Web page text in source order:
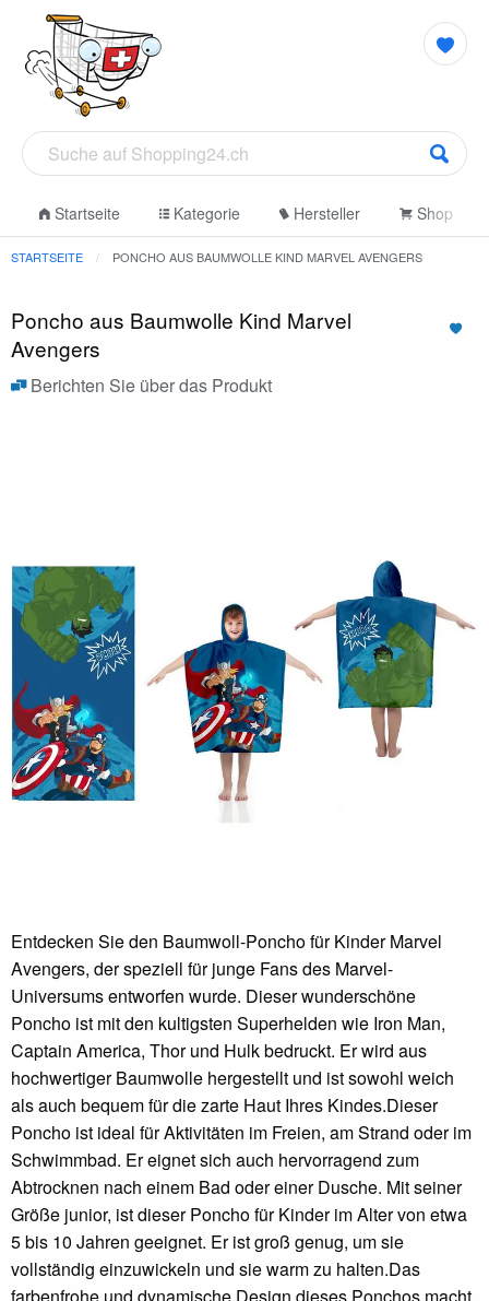
Startseite Kategorie Hersteller Shop
STARTSEITE PONCHO AUS BAUMWOLLE KIND MARVEL AVENGERS
Poncho aus Baumwolle Kind Marvel
Avengers
Berichten Sie über das Produkt
Entdecken Sie den Baumwoll-Poncho für Kinder Marvel
Avengers, der speziell für junge Fans des Marvel-
Universums entworfen wurde. Dieser wunderschöne
Poncho ist mit den kultigsten Superhelden wie Iron Man,
Captain America, Thor und Hulk bedruckt. Er wird aus
hochwertiger Baumwolle hergestellt und ist sowohl weich
als auch bequem für die zarte Haut Ihres Kindes.Dieser
Poncho ist ideal für Aktivitäten im Freien, am Strand oder im
Schwimmbad. Er eignet sich auch hervorragend zum
Abtrocknen nach einem Bad oder einer Dusche. Mit seiner
Größe junior, ist dieser Poncho für Kinder im Alter von etwa
5 bis 10 Jahren geeignet. Er ist groß genug, um sie
vollständig einzuwickeln und sie warm zu halten.Das